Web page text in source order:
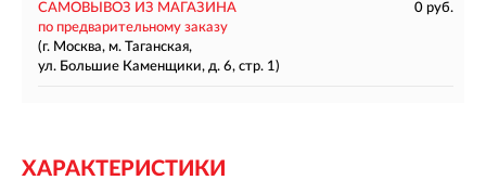
САМОВЫВОЗ ИЗ МАГАЗИНА
0 руб.
по предварительному заказу
(г. Москва, м. Таганская,
ул. Большие Каменщики, д. 6, стр. 1)
ХАРАКТЕРИСТИКИ